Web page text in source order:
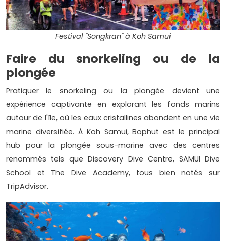
Festival "Songkran" à Koh Samui
Faire du snorkeling ou de la
plongée
Pratiquer le snorkeling ou la plongée devient une
expérience captivante en explorant les fonds marins
autour de l'île, où les eaux cristallines abondent en une vie
marine diversifiée. À Koh Samui, Bophut est le principal
hub pour la plongée sous-marine avec des centres
renommés tels que Discovery Dive Centre, SAMUI Dive
School et The Dive Academy, tous bien notés sur
TripAdvisor.